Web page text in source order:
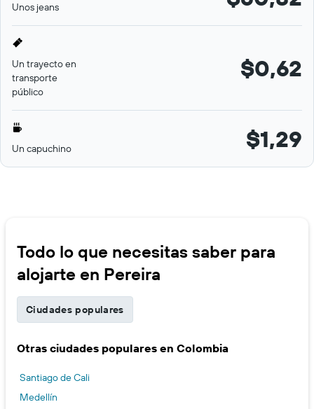
Unos jeans
Un trayecto en
transporte
público
$0,62
Un capuchino $1,29
Todo lo que necesitas saber para
alojarte en Pereira
Ciudades populares
Otras ciudades populares en Colombia
Santiago de Cali
Medellín